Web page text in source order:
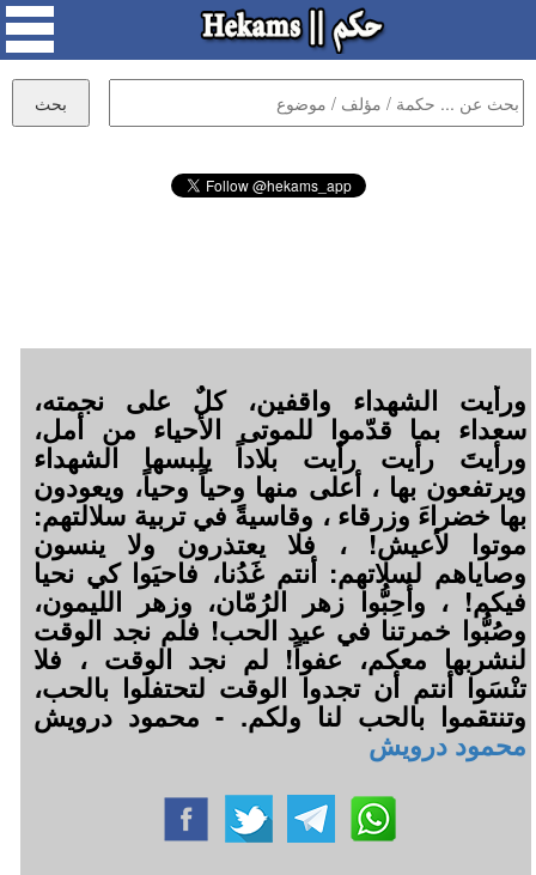
ورأيت الشهداء واقفين، كلٌ على نجمته،
سعداء بما قدّموا للموتى الأحياء من أمل،
ورأيتَ رأيت رأيت بلاداً يلبسها الشهداء
ويرتفعون بها ، أعلى منها وحياً وحياً، ويعودون
بها خضراءَ وزرقاء ، وقاسيةً في تربية سلالتهم:
موتوا لأعيش! ، فلا يعتذرون ولا ينسون
وصاياهم لسلاتهم: أنتم غَدُنا، فاحيَوا كي نحيا
فيكم! ، وأَحِبُّوا زهر الرُمّان، وزهر الليمون،
وصُبُّوا خمرتنا في عيد الحب! فلم نجد الوقت
لنشربها معكم، عفواً! لم نجد الوقت ، فلا
تنْسَوا أنتم أن تجدوا الوقت لتحتفلوا بالحب،
وتنتقموا بالحب لنا ولكم. - محمود درويش
محمود درويش